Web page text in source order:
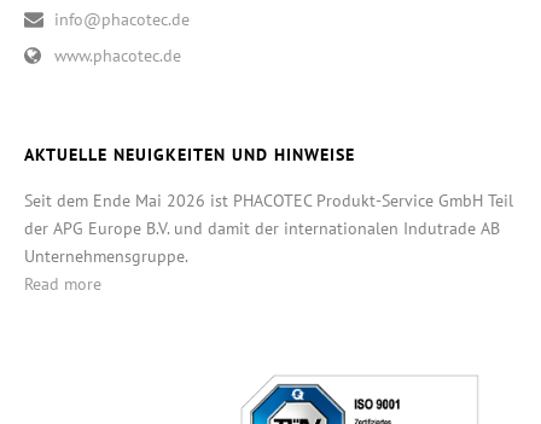
info@phacotec.de
www.phacotec.de
AKTUELLE NEUIGKEITEN UND HINWEISE
Seit dem Ende Mai 2026 ist PHACOTEC Produkt-Service GmbH Teil
der APG Europe B.V. und damit der internationalen Indutrade AB
Unternehmensgruppe.
Read more